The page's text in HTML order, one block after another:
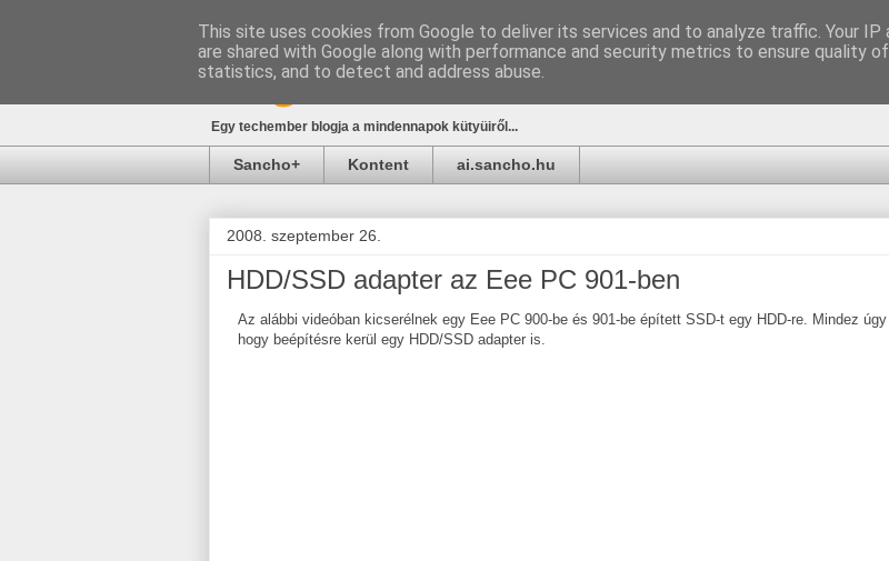
blog.sancho.hu
Egy techember blogja a mindennapok kütyüiről...
Sancho+ Kontent ai.sancho.hu
2008. szeptember 26.
HDD/SSD adapter az Eee PC 901-ben
Az alábbi videóban kicserélnek egy Eee PC 900-be és 901-be épített SSD-t egy HDD-re. Mindez úgy
hogy beépítésre kerül egy HDD/SSD adapter is.
This site uses cookies from Google to deliver its services and to analyze traffic. Your IP
are shared with Google along with performance and security metrics to ensure quality
statistics, and to detect and address abuse.